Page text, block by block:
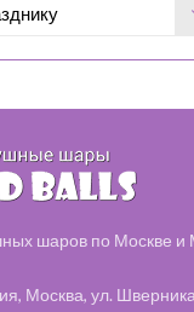
шаров по Москве
Москва, ул.